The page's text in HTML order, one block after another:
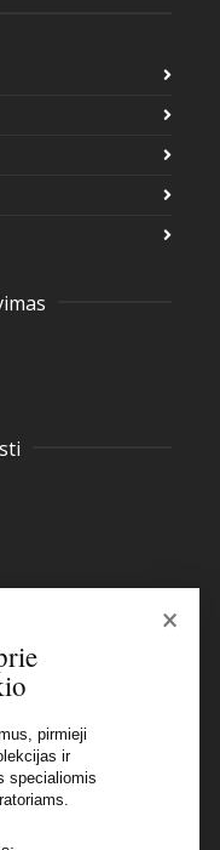
Politikos
×
pirmieji
ir
specialiomis